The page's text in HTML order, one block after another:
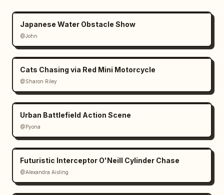
复眼开始形成，不规则地闪烁。
⸻
一只眼睛稳定发光，另一只则因电能不稳定而闪烁。
装甲不平整且带有战损，有发光的裂缝和渗出的液体。
镜头缓慢地环绕至她的右侧，然后从上方拉远。
她转变为备战姿态，矗立在严酷的环境中。
Japanese Water Obstacle Show
@John
Cats Chasing via Red Mini Motorcycle
@Sharon Riley
Urban Battlefield Action Scene
@Pyona
Futuristic Interceptor O'Neill Cylinder Chase
@Alexandra Aisling